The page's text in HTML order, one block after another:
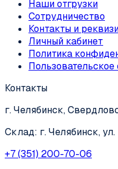
Наши отгрузки
Сотрудничество
Контакты и
Личный кабинет
Политика
Контакты
г. Челябинск,
Склад: г. Челябинск, ул.
+7 (351) 200-70-06